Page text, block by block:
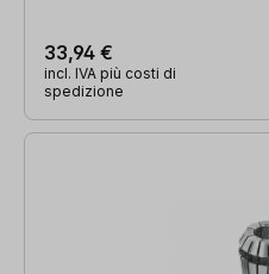
33,94 €
incl. IVA più costi di
spedizione